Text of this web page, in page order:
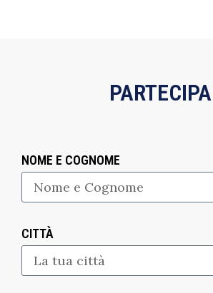
PARTECIPA
NOME E COGNOME
CITTÀ